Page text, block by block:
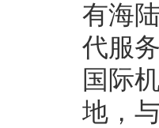
有海
代服
国际
地，